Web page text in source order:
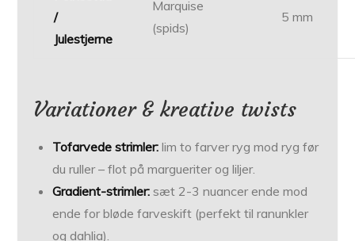
/
Julestjerne
Marquise
(spids)
5 mm
Variationer & kreative twists
Tofarvede strimler: lim to farver ryg mod ryg før
du ruller – flot på margueriter og liljer.
Gradient-strimler: sæt 2-3 nuancer ende mod
ende for bløde farveskift (perfekt til ranunkler
og dahlia).